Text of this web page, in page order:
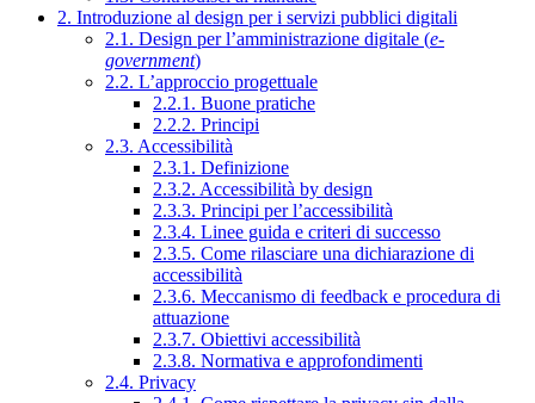
2. Introduzione al design per i servizi pubblici digitali
2.1. Design per l’amministrazione digitale (e-
government)
2.2. L’approccio progettuale
2.2.1. Buone pratiche
2.2.2. Principi
2.3. Accessibilità
2.3.1. Definizione
2.3.2. Accessibilità by design
2.3.3. Principi per l’accessibilità
2.3.4. Linee guida e criteri di successo
2.3.5. Come rilasciare una dichiarazione di
accessibilità
2.3.6. Meccanismo di feedback e procedura di
attuazione
2.3.7. Obiettivi accessibilità
2.3.8. Normativa e approfondimenti
2.4. Privacy